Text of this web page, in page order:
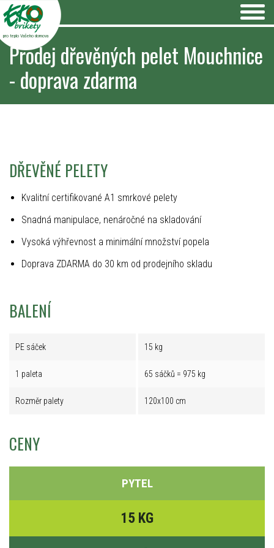
pro teplo Vašeho domova
Prodej dřevěných pelet Mouchnice
- doprava zdarma
DŘEVĚNÉ PELETY
Kvalitní certifikované A1 smrkové pelety
Snadná manipulace, nenáročné na skladování
Vysoká výhřevnost a minimální množství popela
Doprava ZDARMA do 30 km od prodejního skladu
BALENÍ
PE sáček 15 kg
1 paleta 65 sáčků = 975 kg
Rozměr palety 120x100 cm
CENY
PYTEL
15 KG